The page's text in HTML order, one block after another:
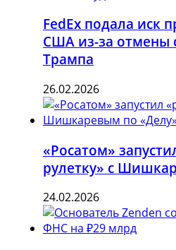
FedEx подала иск
США из-за отмены
Трампа
26.02.2026
«Росатом»
рулетку» с
24.02.2026